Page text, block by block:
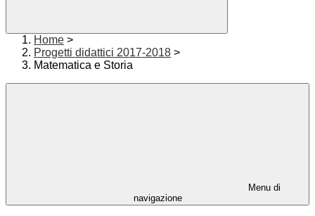
Home >
Progetti didattici 2017-2018 >
Matematica e Storia
Menu di
navigazione